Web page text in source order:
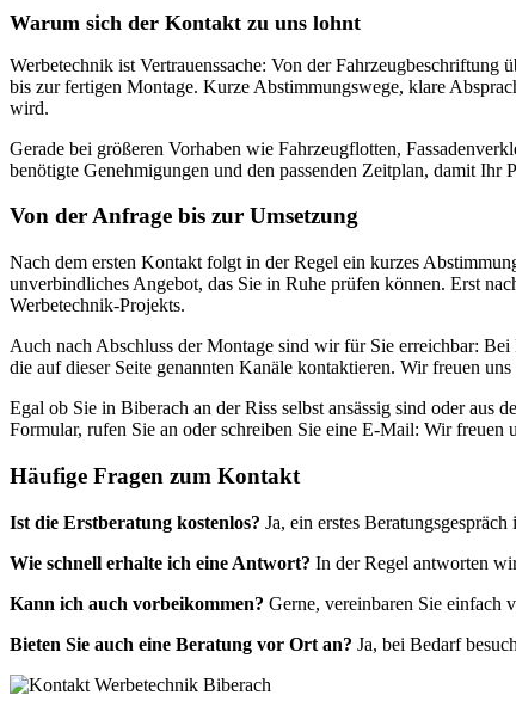
Warum sich der Kontakt zu uns lohnt
Werbetechnik ist Vertrauenssache: Von der
bis zur fertigen Montage. Kurze Abstimmungswege, klare
wird.
Gerade bei größeren Vorhaben wie Fahrzeugflotten,
benötigte Genehmigungen und den passenden Zeitplan, damit Ihr
Von der Anfrage bis zur Umsetzung
Nach dem ersten Kontakt folgt in der Regel ein kurzes
unverbindliches Angebot, das Sie in Ruhe prüfen können. Erst
Werbetechnik-Projekts.
Auch nach Abschluss der Montage sind wir für Sie erreichbar:
die auf dieser Seite genannten Kanäle kontaktieren. Wir freuen
Egal ob Sie in Biberach an der Riss selbst ansässig sind oder
Formular, rufen Sie an oder schreiben Sie eine E-Mail: Wir freuen
Häufige Fragen zum Kontakt
Ist die Erstberatung kostenlos? Ja, ein erstes
Wie schnell erhalte ich eine Antwort? In der Regel antworten
Kann ich auch vorbeikommen? Gerne, vereinbaren Sie einfach
Bieten Sie auch eine Beratung vor Ort an? Ja, bei Bedarf